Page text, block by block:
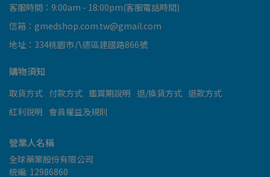
客服時間：9:00am - 18:00pm(客服電話時間)
信箱：gmedshop.com.tw@gmail.com
地址：334桃園市八德區建國路866號
購物須知
取貨方式 付款方式 鑑賞期說明 退/換貨方式 退款方式
紅利說明 會員權益及規則
營業人名稱
全球藥業股份有限公司
統編: 12986860